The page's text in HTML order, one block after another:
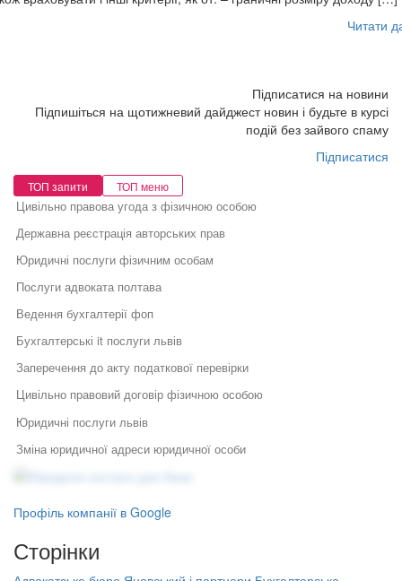
Читати
Підписатися на новини
Підпишіться на щотижневий дайджест новин і будьте в курсі
подій без зайвого спаму
Підписатися
ТОП запити ТОП меню
Цивільно правова угода з фізичною особою
Державна реєстрація авторських прав
Юридичні послуги фізичним особам
Послуги адвоката полтава
Ведення бухгалтерії фоп
Бухгалтерські it послуги львів
Заперечення до акту податкової перевірки
Цивільно правовий договір фізичною особою
Юридичні послуги львів
Зміна юридичної адреси юридичної особи
Про державну реєстрацію юридичних та фізичних осіб
Кадрова робота на підприємстві
Облік кадрів
Юридичні послуги для бізнесу
Правовий захист інтелектуальної
власності
Правовий захист електронної
комерції
Реєстрація, структурування,
Профіль компанії в Google
Сторінки